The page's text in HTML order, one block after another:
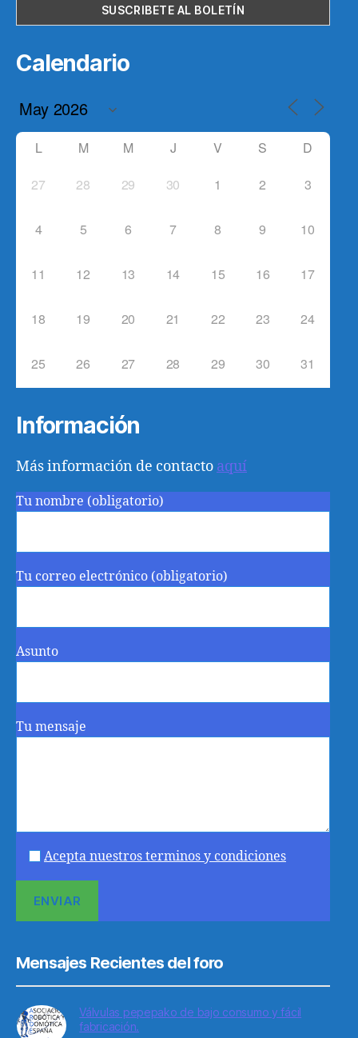
Calendario
L M M J V S D
27 28 29 30 1 2 3
4 5 6 7 8 9 10
11 12 13 14 15 16 17
18 19 20 21 22 23 24
25 26 27 28 29 30 31
Información
Más información de contacto aquí
Tu nombre (obligatorio)
Tu correo electrónico (obligatorio)
Asunto
Tu mensaje
Acepta nuestros terminos y condiciones
Mensajes Recientes del foro
Válvulas pepepako de bajo consumo y fácil
fabricación.